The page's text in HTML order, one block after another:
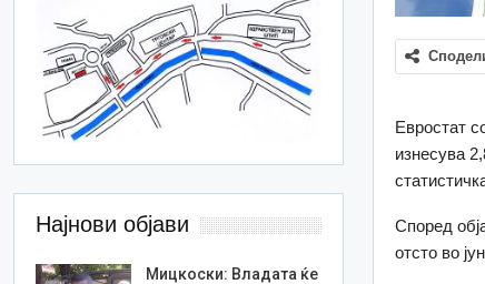
Евростат
изнесува
Според
отсто во
Најнови објави
Мицкоски: Владата ќе